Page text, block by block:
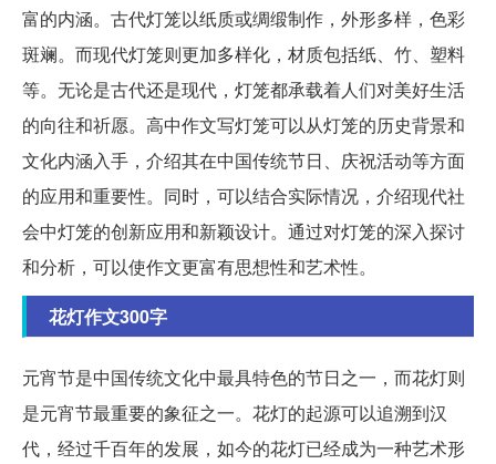
富的内涵。古代灯笼以纸质或绸缎制作，外形多样，色彩
斑斓。而现代灯笼则更加多样化，材质包括纸、竹、塑料
等。无论是古代还是现代，灯笼都承载着人们对美好生活
的向往和祈愿。高中作文写灯笼可以从灯笼的历史背景和
文化内涵入手，介绍其在中国传统节日、庆祝活动等方面
的应用和重要性。同时，可以结合实际情况，介绍现代社
会中灯笼的创新应用和新颖设计。通过对灯笼的深入探讨
和分析，可以使作文更富有思想性和艺术性。
花灯作文300字
元宵节是中国传统文化中最具特色的节日之一，而花灯则
是元宵节最重要的象征之一。花灯的起源可以追溯到汉
代，经过千百年的发展，如今的花灯已经成为一种艺术形